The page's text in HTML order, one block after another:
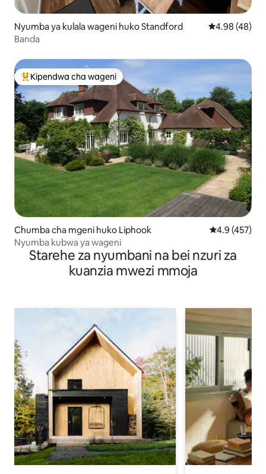
Nyumba ya kulala wageni huko Standford Ukadiriaji wa
4.98 (48)
Banda
Kipendwa maarufu cha wageni
Kipendwa cha wageni
Chumba cha mgeni huko Liphook Ukadiriaji wa
4.9 (457)
Nyumba kubwa ya wageni
Starehe za nyumbani na bei nzuri za
kuanzia mwezi mmoja